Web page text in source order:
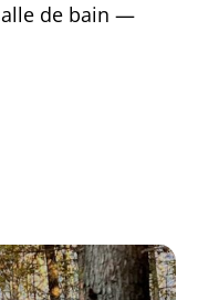
de bain —